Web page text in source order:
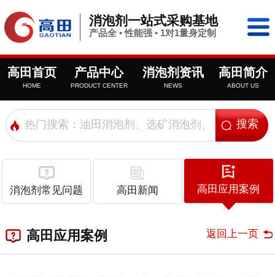
消泡剂一站式采购基地
产品全 • 性能强 • 1对1量身定制
高田首页
HOME
产品中心
PRODUCT CENTER
消泡剂资讯
NEWS
高田简介
ABOUT US
消泡剂常见问题 高田新闻 高田应用案例
高田应用案例 返回上一页